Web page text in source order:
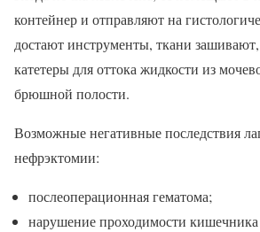
контейнер и отправляют на
достают инструменты, ткани зашивают,
катетеры для оттока жидкости из
брюшной полости.
Возможные негативные последствия
нефрэктомии:
послеоперационная гематома;
нарушение проходимости